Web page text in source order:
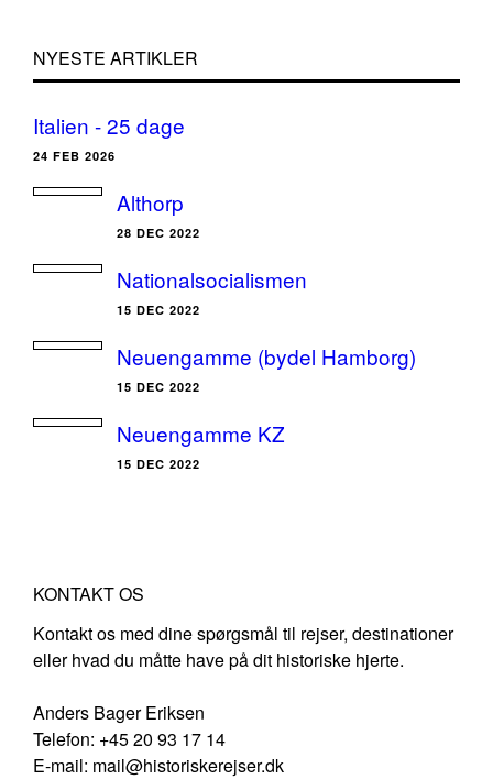
NYESTE ARTIKLER
Italien - 25 dage
24 FEB 2026
Althorp
28 DEC 2022
Nationalsocialismen
15 DEC 2022
Neuengamme (bydel Hamborg)
15 DEC 2022
Neuengamme KZ
15 DEC 2022
KONTAKT OS
Kontakt os med dine spørgsmål til rejser, destinationer
eller hvad du måtte have på dit historiske hjerte.
Anders Bager Eriksen
Telefon: +45 20 93 17 14
E-mail: mail@historiskerejser.dk